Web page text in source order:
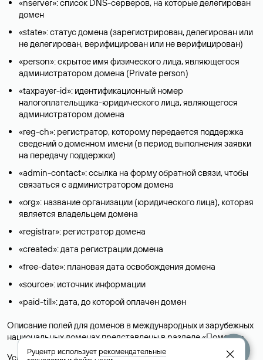
«nserver»: список DNS-серверов, на которые делегирован
домен
«state»: статус домена (зарегистрирован, делегирован или
не делегирован, верифицирован или не верифицирован)
«person»: скрытое имя физического лица, являющегося
администратором домена (Privatе person)
«taxpayer-id»: идентификационный номер
налогоплательщика-юридического лица, являющегося
администратором домена
«reg-ch»: регистратор, которому передается поддержка
сведений о доменном имени (в период выполнения заявки
на передачу поддержки)
«admin-contact»: ссылка на форму обратной связи, чтобы
связаться с администратором домена
«org»: название организации (юридического лица), которая
является владельцем домена
«registrar»: регистратор домена
«created»: дата регистрации домена
«free-date»: плановая дата освобождения домена
«source»: источник информации
«paid-till»: дата, до которой оплачен домен
Описание полей для доменов в международных и зарубежных
национальных доменах представлены в разделе «Помощь».
Условия использования Whois-сервиса
Руцентр используетрекомендательные